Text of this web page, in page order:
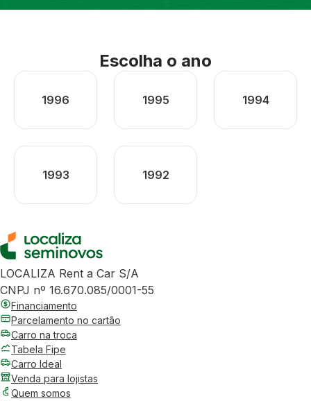
Escolha o ano
1996 1995 1994
1993 1992
LOCALIZA Rent a Car S/A
CNPJ nº 16.670.085/0001-55
Financiamento
Parcelamento no cartão
Carro na troca
Tabela Fipe
Carro Ideal
Venda para lojistas
Quem somos